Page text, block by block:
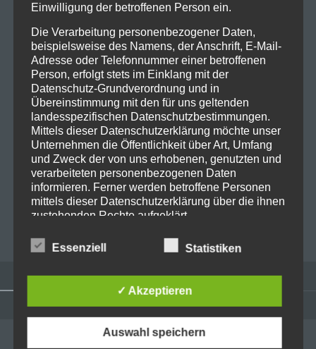
Name*
E-Mail-Adresse*
Website
ADMINISTRATION
Einwilligung der betroffenen Person ein.
Die Verarbeitung personenbezogener Daten,
beispielsweise des Namens, der Anschrift, E-Mail-
Adresse oder Telefonnummer einer betroffenen
Person, erfolgt stets im Einklang mit der
Datenschutz-Grundverordnung und in
Übereinstimmung mit den für uns geltenden
landesspezifischen Datenschutzbestimmungen.
Mittels dieser Datenschutzerklärung möchte unser
Unternehmen die Öffentlichkeit über Art, Umfang
und Zweck der von uns erhobenen, genutzten und
verarbeiteten personenbezogenen Daten
informieren. Ferner werden betroffene Personen
mittels dieser Datenschutzerklärung über die ihnen
zustehenden Rechte aufgeklärt.
Wir haben als für die Verarbeitung Verantwortlicher
zahlreiche technische und organisatorische
verarbeiteten personenbezogenen Daten
sicherzustellen. Dennoch können Internetbasierte
Datenübertragungen grundsätzlich
Sicherheitslücken aufweisen, sodass ein absoluter
Essenziell Statistiken
✓ Akzeptieren
Auswahl speichern